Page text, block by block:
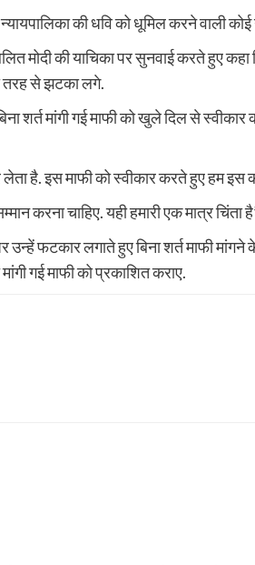
की धवि को धूमिल करने वाली
मोदी की याचिका पर सुनवाई करते हुए कहा
तरह से झटका लगे.
शर्त मांगी गई माफी को खुले दिल से
है. इस माफी को स्वीकार करते हुए हम इस
करना चाहिए. यही हमारी एक मात्र चिंता
उन्हें फटकार लगाते हुए बिना शर्त माफी मांगने
गई माफी को प्रकाशित कराए.